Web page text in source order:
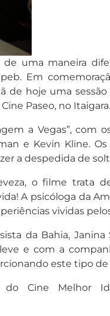
uma maneira
Em
de hoje uma
Paseo, no Itaigara.
a Vegas”, com
e Kevin Kline.
a despedida de
o filme trata
A psicóloga da
vividas
da Bahia,
e com a
este tipo de
Cine Melhor